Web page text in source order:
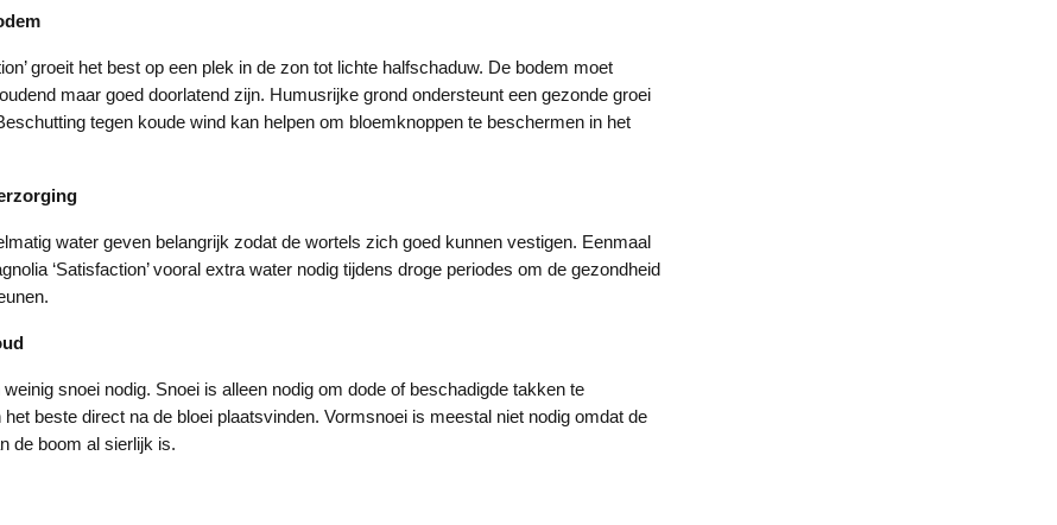
groeit het best op een plek in de zon tot lichte halfschaduw. De bodem moet
maar goed doorlatend zijn. Humusrijke grond ondersteunt een gezonde groei
tegen koude wind kan helpen om bloemknoppen te beschermen in het
water geven belangrijk zodat de wortels zich goed kunnen vestigen. Eenmaal
‘Satisfaction’ vooral extra water nodig tijdens droge periodes om de gezondheid
weinig snoei nodig. Snoei is alleen nodig om dode of beschadigde takken te
beste direct na de bloei plaatsvinden. Vormsnoei is meestal niet nodig omdat de
de boom al sierlijk is.